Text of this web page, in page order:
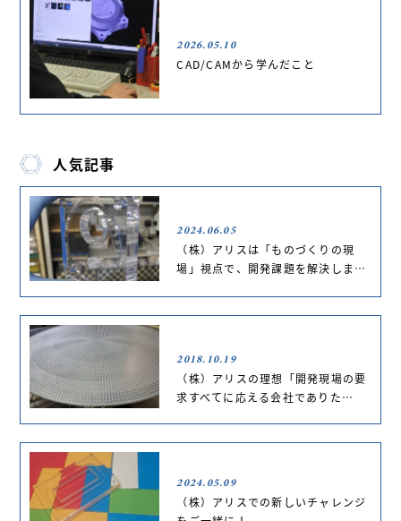
2026.05.10
CAD/CAMから学んだこと
人気記事
2024.06.05
（株）アリスは「ものづくりの現
場」視点で、開発課題を解決しま…
2018.10.19
（株）アリスの理想「開発現場の要
求すべてに応える会社でありた…
2024.05.09
（株）アリスでの新しいチャレンジ